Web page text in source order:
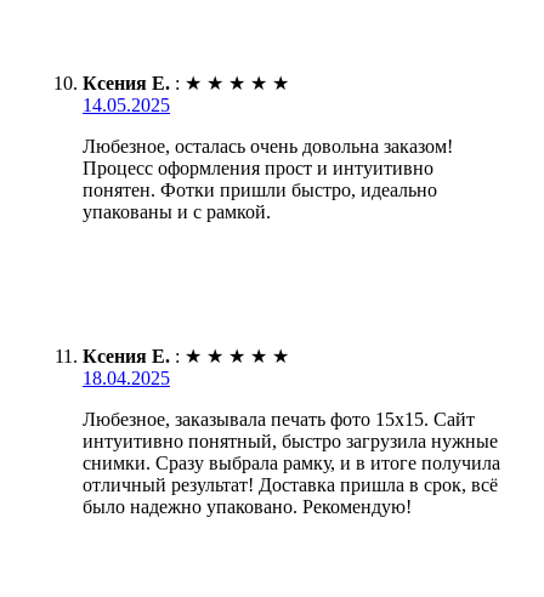
Ксения Е. : ★ ★ ★ ★ ★
14.05.2025
Любезное, осталась очень довольна заказом!
Процесс оформления прост и интуитивно
понятен. Фотки пришли быстро, идеально
упакованы и с рамкой.
Ксения Е. : ★ ★ ★ ★ ★
18.04.2025
Любезное, заказывала печать фото 15х15. Сайт
интуитивно понятный, быстро загрузила нужные
снимки. Сразу выбрала рамку, и в итоге получила
отличный результат! Доставка пришла в срок, всё
было надежно упаковано. Рекомендую!